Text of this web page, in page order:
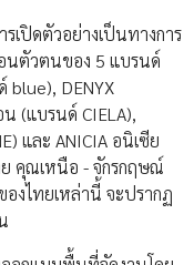
เปิดตัวอย่างเป็นทางการ
นตัวตนของ 5 แบรนด์
blue), DENYX
(แบรนด์ CIELA),
และ ANICIA อนิเซีย
ย คุณเหนือ - จักรกฤษณ์
งไทยเหล่านี้ จะปรากฏ